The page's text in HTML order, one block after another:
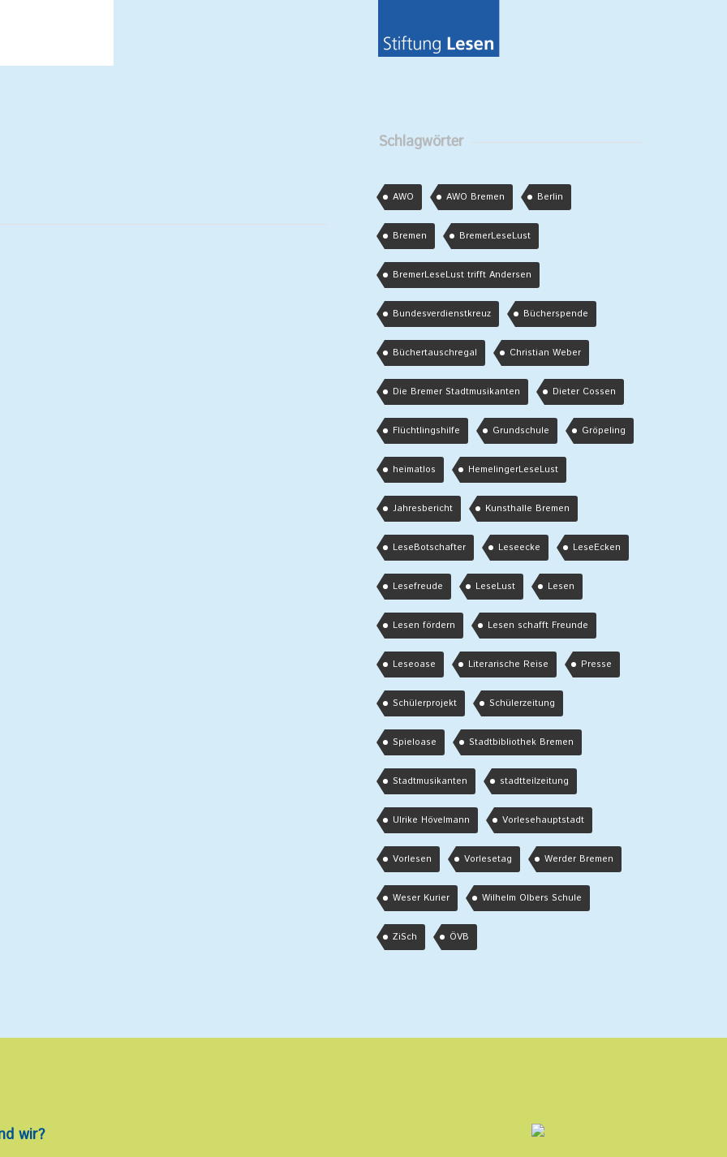
Schlagwörter
AWO AWO Bremen Berlin
Bremen BremerLeseLust
BremerLeseLust trifft Andersen
Bundesverdienstkreuz Bücherspende
Büchertauschregal Christian Weber
Die Bremer Stadtmusikanten Dieter Cossen
Flüchtlingshilfe Grundschule Gröpeling
heimatlos HemelingerLeseLust
Jahresbericht Kunsthalle Bremen
LeseBotschafter Leseecke LeseEcken
Lesefreude LeseLust Lesen
Lesen fördern Lesen schafft Freunde
Leseoase Literarische Reise Presse
Schülerprojekt Schülerzeitung
Spieloase Stadtbibliothek Bremen
Stadtmusikanten stadtteilzeitung
Ulrike Hövelmann Vorlesehauptstadt
Vorlesen Vorlesetag Werder Bremen
Weser Kurier Wilhelm Olbers Schule
ZiSch ÖVB
wir?